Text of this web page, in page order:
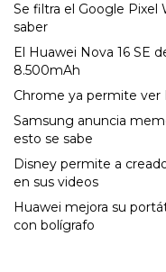
Se filtra el Google Pixel
saber
El Huawei Nova 16 SE
8.500mAh
Chrome ya permite ver
Samsung anuncia
esto se sabe
Disney permite a
en sus videos
Huawei mejora su
con bolígrafo